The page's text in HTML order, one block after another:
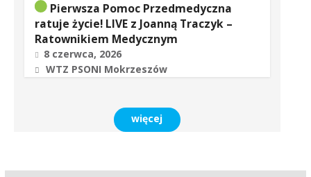
Pierwsza Pomoc Przedmedyczna
ratuje życie! LIVE z Joanną Traczyk –
Ratownikiem Medycznym
8 czerwca, 2026
WTZ PSONI Mokrzeszów
więcej